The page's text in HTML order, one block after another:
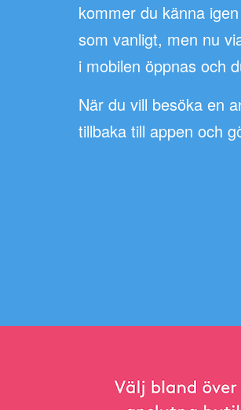
kommer du känna
som vanligt, men nu
i mobilen öppnas och
När du vill besöka en
tillbaka till appen och